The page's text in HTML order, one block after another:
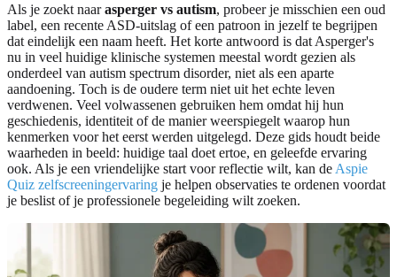
Als je zoekt naarasperger vs autism, probeer je misschien een oud
label, een recente ASD-uitslag of een patroon in jezelf te begrijpen
dat eindelijk een naam heeft. Het korte antwoord is dat Asperger's
nu in veel huidige klinische systemen meestal wordt gezien als
onderdeel van autism spectrum disorder, niet als een aparte
aandoening. Toch is de oudere term niet uit het echte leven
verdwenen. Veel volwassenen gebruiken hem omdat hij hun
geschiedenis, identiteit of de manier weerspiegelt waarop hun
kenmerken voor het eerst werden uitgelegd. Deze gids houdt beide
waarheden in beeld: huidige taal doet ertoe, en geleefde ervaring
ook. Als je een vriendelijke start voor reflectie wilt, kan de Aspie
Quiz zelfscreeningervaring je helpen observaties te ordenen voordat
je beslist of je professionele begeleiding wilt zoeken.